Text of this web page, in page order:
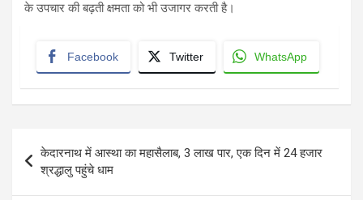
के उपचार की बढ़ती क्षमता को भी उजागर करती है।
Facebook Twitter WhatsApp
Post
navigation
केदारनाथ में आस्था का महासैलाब, 3 लाख पार, एक दिन में 24 हजार
श्रद्धालु पहुंचे धाम